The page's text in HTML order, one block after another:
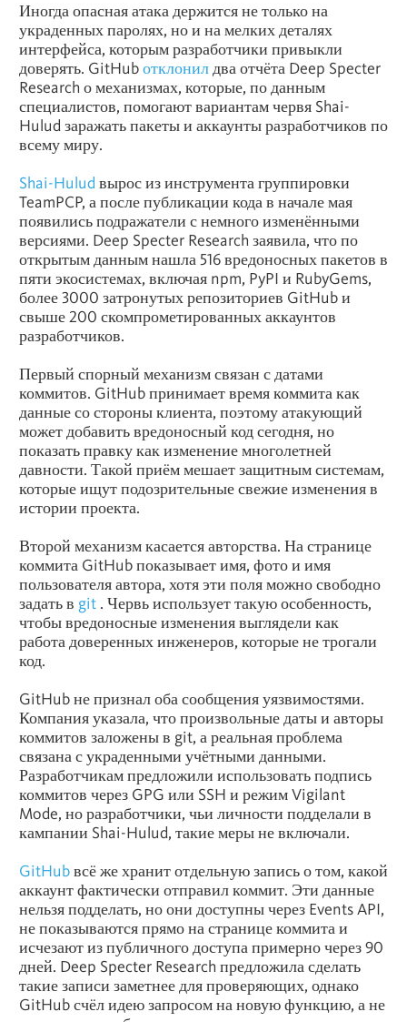
Иногда опасная атака держится не только на
украденных паролях, но и на мелких деталях
интерфейса, которым разработчики привыкли
доверять. GitHubотклонилдва отчёта Deep Specter
Research о механизмах, которые, по данным
специалистов, помогают вариантам червя Shai-
Hulud заражать пакеты и аккаунты разработчиков по
всему миру.
Shai-Huludвырос из инструмента группировки
TeamPCP, а после публикации кода в начале мая
появились подражатели с немного изменёнными
версиями. Deep Specter Research заявила, что по
открытым данным нашла 516 вредоносных пакетов в
пяти экосистемах, включая npm, PyPI и RubyGems,
более 3000 затронутых репозиториев GitHub и
свыше 200 скомпрометированных аккаунтов
разработчиков.
Первый спорный механизм связан с датами
коммитов. GitHub принимает время коммита как
данные со стороны клиента, поэтому атакующий
может добавить вредоносный код сегодня, но
показать правку как изменение многолетней
давности. Такой приём мешает защитным системам,
которые ищут подозрительные свежие изменения в
истории проекта.
Второй механизм касается авторства. На странице
коммита GitHub показывает имя, фото и имя
пользователя автора, хотя эти поля можно свободно
задать в git . Червь использует такую особенность,
чтобы вредоносные изменения выглядели как
работа доверенных инженеров, которые не трогали
код.
GitHub не признал оба сообщения уязвимостями.
Компания указала, что произвольные даты и авторы
коммитов заложены в git, а реальная проблема
связана с украденными учётными данными.
Разработчикам предложили использовать подпись
коммитов через GPG или SSH и режим Vigilant
Mode, но разработчики, чьи личности подделали в
кампании Shai-Hulud, такие меры не включали.
GitHubвсё же хранит отдельную запись о том, какой
аккаунт фактически отправил коммит. Эти данные
нельзя подделать, но они доступны через Events API,
не показываются прямо на странице коммита и
исчезают из публичного доступа примерно через 90
дней. Deep Specter Research предложила сделать
такие записи заметнее для проверяющих, однако
GitHub счёл идею запросом на новую функцию, а не